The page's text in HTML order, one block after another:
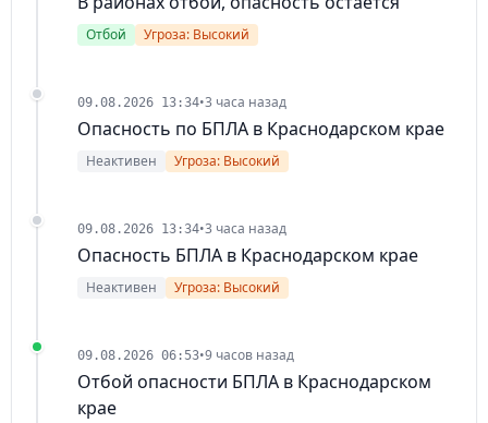
Отбой Угроза: Высокий
09.08.2026 13:34•3 часа назад
Опасность по БПЛА в Краснодарском крае
Неактивен Угроза: Высокий
09.08.2026 13:34•3 часа назад
Опасность БПЛА в Краснодарском крае
Неактивен Угроза: Высокий
09.08.2026 06:53•9 часов назад
Отбой опасности БПЛА в Краснодарском
крае